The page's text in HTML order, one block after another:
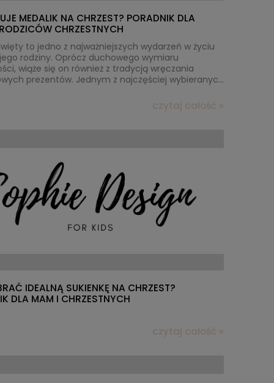
MEDALIK NA CHRZEST? PORADNIK DLA
CHRZESTNYCH
to jedno z najważniejszych wydarzeń w życiu
rodziny. Oprócz duchowego wymiaru
wiąże się on również z tradycją wręczania
prezentów. Jednym z najczęściej wybieranych
chrzestni? Dziadkowie? A może ktoś inny?
czytaj całość »
IDEALNĄ SUKIENKĘ NA CHRZEST?
DLA MAM I CHRZESTNYCH
czytaj całość »